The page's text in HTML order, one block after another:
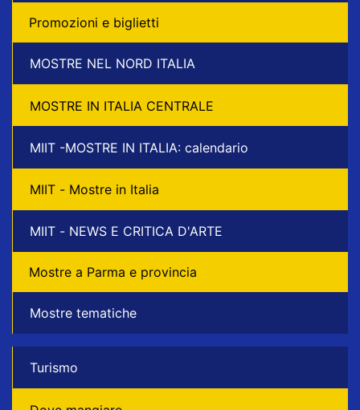
Promozioni e biglietti
MOSTRE NEL NORD ITALIA
MOSTRE IN ITALIA CENTRALE
MIIT -MOSTRE IN ITALIA: calendario
MIIT - Mostre in Italia
MIIT - NEWS E CRITICA D'ARTE
Mostre a Parma e provincia
Mostre tematiche
Turismo